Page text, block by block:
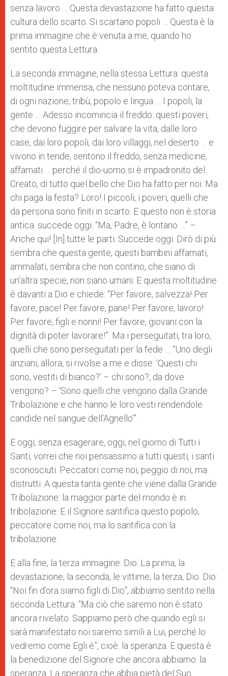
senza lavoro … Questa devastazione ha fatto questa
cultura dello scarto. Si scartano popoli … Questa è la
prima immagine che è venuta a me, quando ho
sentito questa Lettura.
La seconda immagine, nella stessa Lettura: questa
moltitudine immensa, che nessuno poteva contare,
di ogni nazione, tribù, popolo e lingua … I popoli, la
gente … Adesso incomincia il freddo: questi poveri,
che devono fuggire per salvare la vita, dalle loro
case, dai loro popoli, dai loro villaggi, nel deserto … e
vivono in tende, sentono il freddo, senza medicine,
affamati … perché il dio-uomo si è impadronito del
Creato, di tutto quel bello che Dio ha fatto per noi. Ma
chi paga la festa? Loro! I piccoli, i poveri, quelli che
da persona sono finiti in scarto. E questo non è storia
antica: succede oggi. “Ma, Padre, è lontano …” –
Anche qui! [In] tutte le parti. Succede oggi. Dirò di più:
sembra che questa gente, questi bambini affamati,
ammalati, sembra che non contino, che siano di
un’altra specie, non siano umani. E questa moltitudine
è davanti a Dio e chiede: “Per favore, salvezza! Per
favore, pace! Per favore, pane! Per favore, lavoro!
Per favore, figli e nonni! Per favore, giovani con la
dignità di poter lavorare!”. Ma i perseguitati, tra loro,
quelli che sono perseguitati per la fede … “Uno degli
anziani, allora, si rivolse a me e disse: ‘Questi chi
sono, vestiti di bianco?’ – chi sono?, da dove
vengono? – ‘Sono quelli che vengono dalla Grande
Tribolazione e che hanno le loro vesti rendendole
candide nel sangue dell’Agnello’”.
E oggi, senza esagerare, oggi, nel giorno di Tutti i
Santi, vorrei che noi pensassimo a tutti questi, i santi
sconosciuti. Peccatori come noi, peggio di noi, ma
distrutti. A questa tanta gente che viene dalla Grande
Tribolazione: la maggior parte del mondo è in
tribolazione. E il Signore santifica questo popolo,
peccatore come noi, ma lo santifica con la
tribolazione.
E alla fine, la terza immagine. Dio. La prima, la
devastazione; la seconda, le vittime; la terza, Dio. Dio:
“Noi fin d’ora siamo figli di Dio”, abbiamo sentito nella
seconda Lettura. “Ma ciò che saremo non è stato
ancora rivelato. Sappiamo però che quando egli si
sarà manifestato noi saremo simili a Lui, perché lo
vedremo come Egli è”, cioè: la speranza. E questa è
la benedizione del Signore che ancora abbiamo: la
speranza. La speranza che abbia pietà del Suo